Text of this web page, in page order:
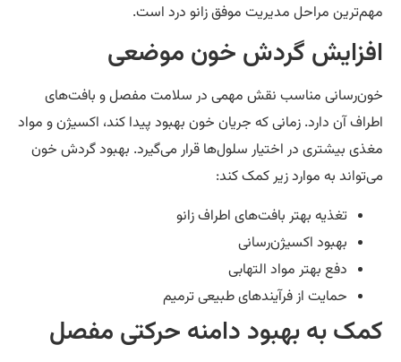
مراحل مدیریت موفق زانو درد است.
گردش خون موضعی
مناسب نقش مهمی در سلامت مفصل و بافت‌های
آن دارد. زمانی که جریان خون بهبود پیدا کند، اکسیژن و مواد
بیشتری در اختیار سلول‌ها قرار می‌گیرد. بهبود گردش خون
به موارد زیر کمک کند:
تغذیه بهتر بافت‌های اطراف زانو
بهبود اکسیژن‌رسانی
دفع بهتر مواد التهابی
حمایت از فرآیندهای طبیعی ترمیم
به بهبود دامنه حرکتی مفصل